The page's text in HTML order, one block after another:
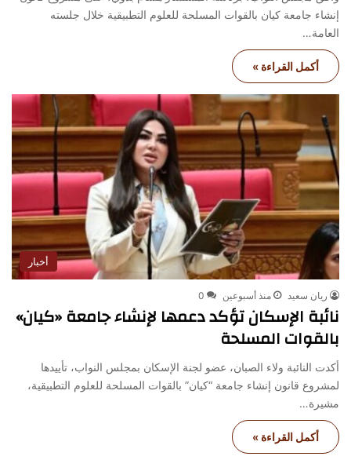
إنشاء جامعة كيان بالقوات المسلحة للعلوم التطبيقية خلال جلسته
العامة…
أكمل القراءة »
أخبار
ريان سعيد منذ أسبوعين 0
نائبة الإسكان تؤكد دعمها لإنشاء جامعة «كيان»
بالقوات المسلحة
أكدت النائبة ولاء الصبان، عضو لجنة الإسكان بمجلس النواب، تأييدها
لمشروع قانون إنشاء جامعة “كيان” بالقوات المسلحة للعلوم التطبيقية،
مشيرة…
أكمل القراءة »